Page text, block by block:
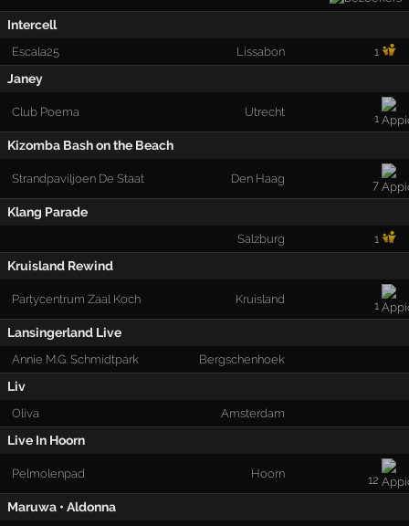
Intercell
Escala25 Lissabon 1
Janey
Club Poema Utrecht 1
Kizomba Bash on the Beach
Strandpaviljoen De Staat Den Haag 7
Klang Parade
Salzburg 1
Kruisland Rewind
Partycentrum Zaal Koch Kruisland 1
Lansingerland Live
Annie M.G. Schmidtpark Bergschenhoek
Liv
Oliva Amsterdam
Live In Hoorn
Pelmolenpad Hoorn 12
Maruwa • Aldonna